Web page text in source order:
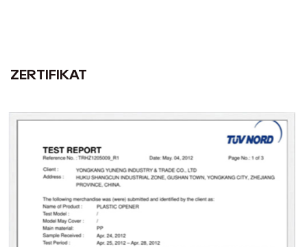
ZERTIFIKAT